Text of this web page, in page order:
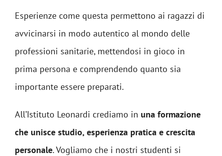
Esperienze come questa permettono ai ragazzi di
avvicinarsi in modo autentico al mondo delle
professioni sanitarie, mettendosi in gioco in
prima persona e comprendendo quanto sia
importante essere preparati.
All’Istituto Leonardi crediamo in una formazione
che unisce studio, esperienza pratica e crescita
personale. Vogliamo che i nostri studenti si